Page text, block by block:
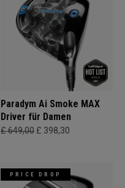
Paradym Ai Smoke MAX
Driver für Damen
£ 649,00 £ 398,30
PRICE DROP